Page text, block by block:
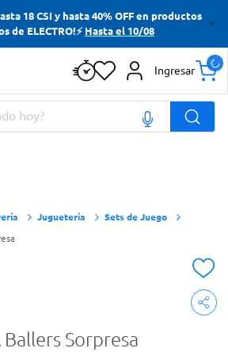
18 CSI y hasta 40% OFF en productos
de ELECTRO!⚡ Hasta el 10/08
Ingresar
Juguetería Sets de Juego
Ballers Sorpresa
buscados
buscados